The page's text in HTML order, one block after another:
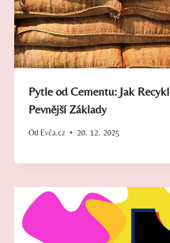
Pytle od Cementu: Jak
Pevnější Základy
Od Evča.cz 20. 12. 2025